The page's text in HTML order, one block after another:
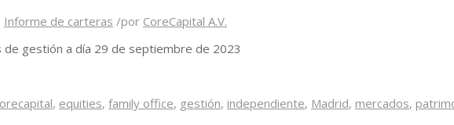
Informe de carteras /por CoreCapital A.V.
gestión a día 29 de septiembre de 2023
, equities, family office, gestión, independiente, Madrid, mercados,